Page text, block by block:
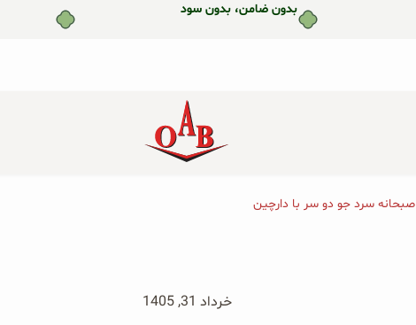
بدون ضامن، بدون سود
جو دوسر پرک صبحانه ارگانیک
جو دوسر پرک ارگانیک و هلو
جو دوسر پرک ارگانیک و سیب
صبحانه سرد جو دو سر با دارچین
خرداد 31, 1405